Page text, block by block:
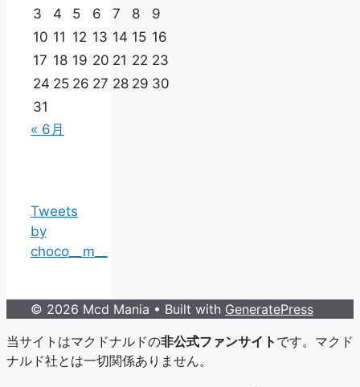
3
4 5 6 7 8
9
10 11 12 13 14 15 16
17 18 19 20 21 22 23
24 25 26 27 28 29 30
31
« 6月
Tweets
by
choco__m__
© 2026 Mcd Mania • Built with GeneratePress
当サイトはマクドナルドの非公式ファンサイト です。マクド
ナルド社とは一切関係ありません。